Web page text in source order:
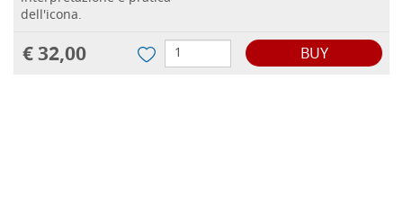
dell'icona.
€ 32,00 BUY